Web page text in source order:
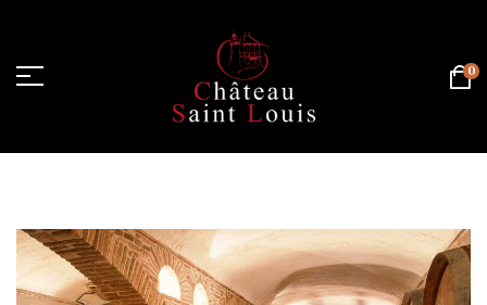
0
主页 Blog